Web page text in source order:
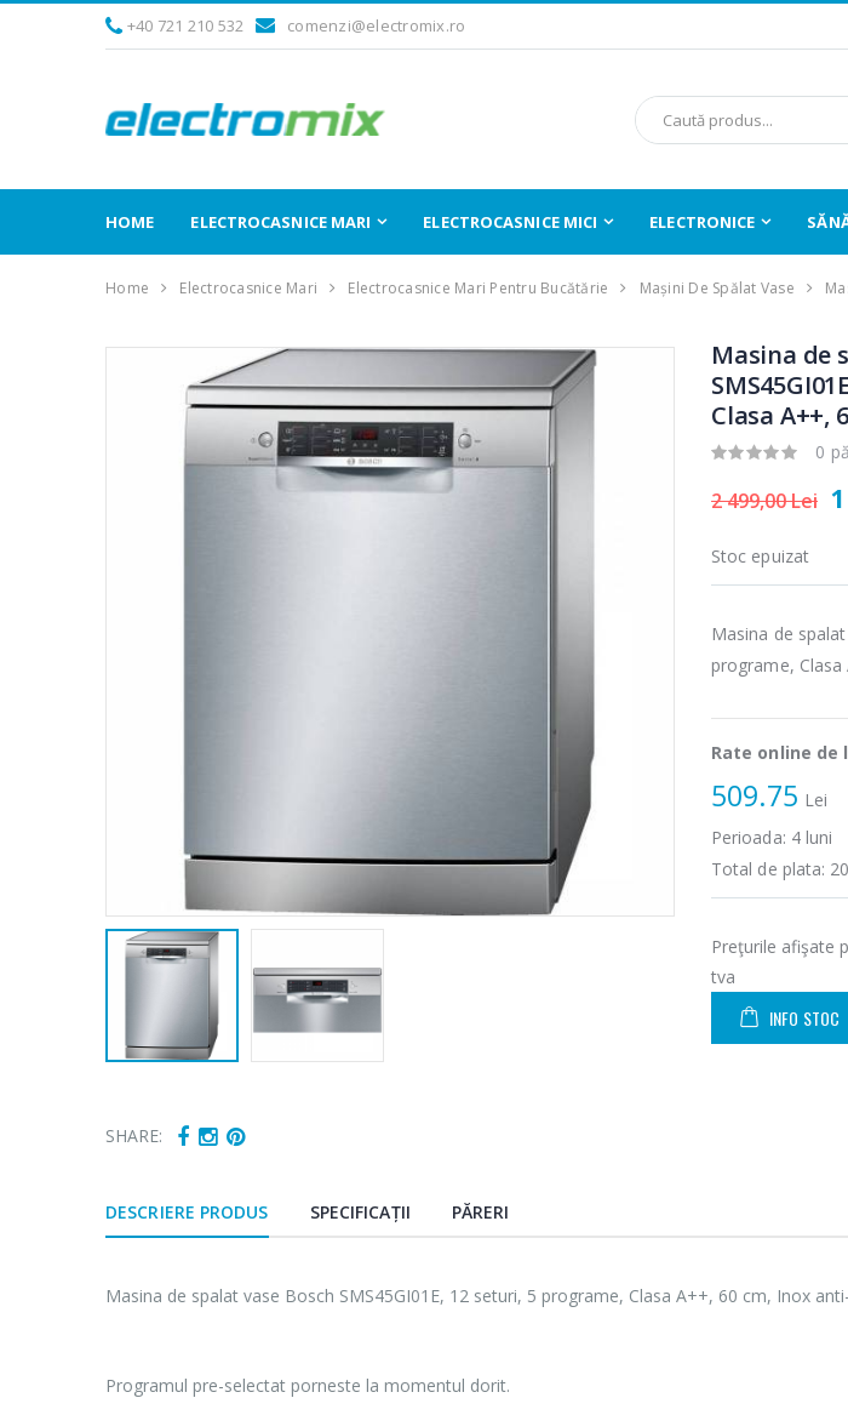
+40 721 210 532 comenzi@electromix.ro
HOME ELECTROCASNICE MARI ELECTROCASNICE MICI ELECTRONICE
Home Electrocasnice Mari Electrocasnice Mari Pentru Bucătărie Mașini De Spălat Vase
SHARE:
Masina de
Clasa A++,
0
2 499,00 Lei
Stoc epuizat
Masina de
programe,
Rate online de
509.75 Lei
Perioada: 4luni
Total de plata:
Preţurile afişate
tva
INFO STOC
DESCRIERE PRODUS SPECIFICAȚII PĂRERI
Masina de spalat vase Bosch SMS45GI01E, 12 seturi, 5 programe, Clasa A++, 60 cm, Inox
Programul pre-selectat porneste la momentul dorit.